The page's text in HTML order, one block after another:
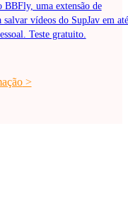
BBFly, uma extensão de
vídeos do SupJav em até
Teste gratuito.
>